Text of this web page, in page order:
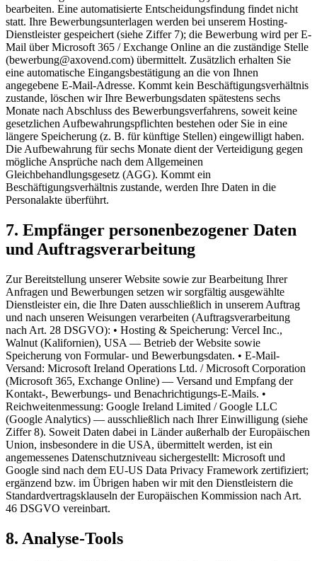
bearbeiten. Eine automatisierte Entscheidungsfindung findet nicht
statt. Ihre Bewerbungsunterlagen werden bei unserem Hosting-
Dienstleister gespeichert (siehe Ziffer 7); die Bewerbung wird per E-
Mail über Microsoft 365 / Exchange Online an die zuständige Stelle
(bewerbung@axovend.com) übermittelt. Zusätzlich erhalten Sie
eine automatische Eingangsbestätigung an die von Ihnen
angegebene E-Mail-Adresse. Kommt kein Beschäftigungsverhältnis
zustande, löschen wir Ihre Bewerbungsdaten spätestens sechs
Monate nach Abschluss des Bewerbungsverfahrens, soweit keine
gesetzlichen Aufbewahrungspflichten bestehen oder Sie in eine
längere Speicherung (z. B. für künftige Stellen) eingewilligt haben.
Die Aufbewahrung für sechs Monate dient der Verteidigung gegen
mögliche Ansprüche nach dem Allgemeinen
Gleichbehandlungsgesetz (AGG). Kommt ein
Beschäftigungsverhältnis zustande, werden Ihre Daten in die
Personalakte überführt.
7. Empfänger personenbezogener Daten
und Auftragsverarbeitung
Zur Bereitstellung unserer Website sowie zur Bearbeitung Ihrer
Anfragen und Bewerbungen setzen wir sorgfältig ausgewählte
Dienstleister ein, die Ihre Daten ausschließlich in unserem Auftrag
und nach unseren Weisungen verarbeiten (Auftragsverarbeitung
nach Art. 28 DSGVO): • Hosting & Speicherung: Vercel Inc.,
Walnut (Kalifornien), USA — Betrieb der Website sowie
Speicherung von Formular- und Bewerbungsdaten. • E-Mail-
Versand: Microsoft Ireland Operations Ltd. / Microsoft Corporation
(Microsoft 365, Exchange Online) — Versand und Empfang der
Kontakt-, Bewerbungs- und Benachrichtigungs-E-Mails. •
Reichweitenmessung: Google Ireland Limited / Google LLC
(Google Analytics) — ausschließlich nach Ihrer Einwilligung (siehe
Ziffer 8). Soweit Daten dabei in Länder außerhalb der Europäischen
Union, insbesondere in die USA, übermittelt werden, ist ein
angemessenes Datenschutzniveau sichergestellt: Microsoft und
Google sind nach dem EU-US Data Privacy Framework zertifiziert;
ergänzend bzw. im Übrigen haben wir mit den Dienstleistern die
Standardvertragsklauseln der Europäischen Kommission nach Art.
46 DSGVO vereinbart.
8. Analyse-Tools